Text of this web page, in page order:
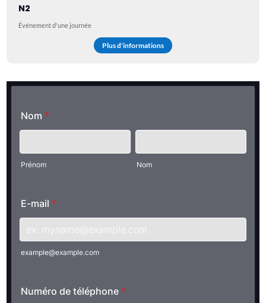
N2
Événement d'une journée
Plus d'informations